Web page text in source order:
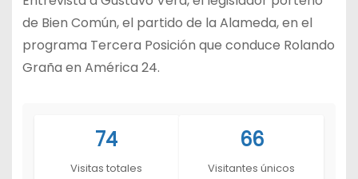
de Bien Común, el partido de la Alameda, en el
programa Tercera Posición que conduce Rolando
Graña en América 24.
74
Visitas totales
66
Visitantes únicos